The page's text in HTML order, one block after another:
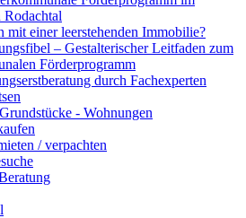
Rodachtal
mit einer leerstehenden Immobilie?
– Gestalterischer Leitfaden zum
Förderprogramm
durch Fachexperten
- Wohnungen
/ verpachten